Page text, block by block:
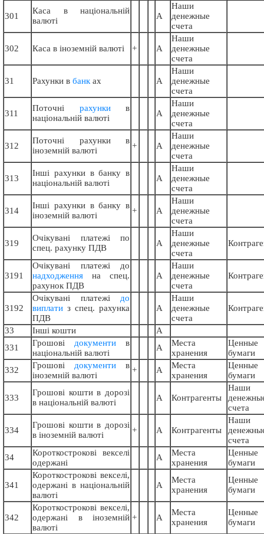
301
Каса в національній
валюті
А
Наши
денежные
счета
302 Каса в іноземній валюті + А
Наши
денежные
счета
31 Рахунки в банк ах А
Наши
денежные
счета
311
Поточні рахункив
національній валюті
А
Наши
денежные
счета
312
Поточні рахунки в
іноземній валюті
+ А
Наши
денежные
счета
313
Інші рахунки в банку в
національній валюті
А
Наши
денежные
счета
314
Інші рахунки в банку в
іноземній валюті
+ А
Наши
денежные
счета
319
Очікувані платежі по
спец. рахунку ПДВ
А
Наши
денежные
счета
3191
Очікувані платежі до
надходження на спец.
рахунок ПДВ
А
Наши
денежные
счета
3192
Очікувані платежі до
виплати з спец. рахунка
ПДВ
А
Наши
денежные
счета
33 Інші кошти
А
331
Грошові документи в
національній валюті
А
Места
хранения
Ценные
бумаги
332
Грошові документи в
іноземній валюті
+ А
Места
хранения
Ценные
бумаги
333
Грошові кошти в дорозі
в національній валюті
А Контрагенты
Наши
счета
334
Грошові кошти в дорозі
в іноземній валюті
+ А Контрагенты
Наши
счета
34
Короткострокові векселі
одержані
А
Места
хранения
Ценные
бумаги
341
Короткострокові векселі,
одержані в національній
валюті
А
Места
хранения
Ценные
бумаги
342
Короткострокові векселі,
одержані в іноземній
валюті
+ А
Места
хранения
Ценные
бумаги